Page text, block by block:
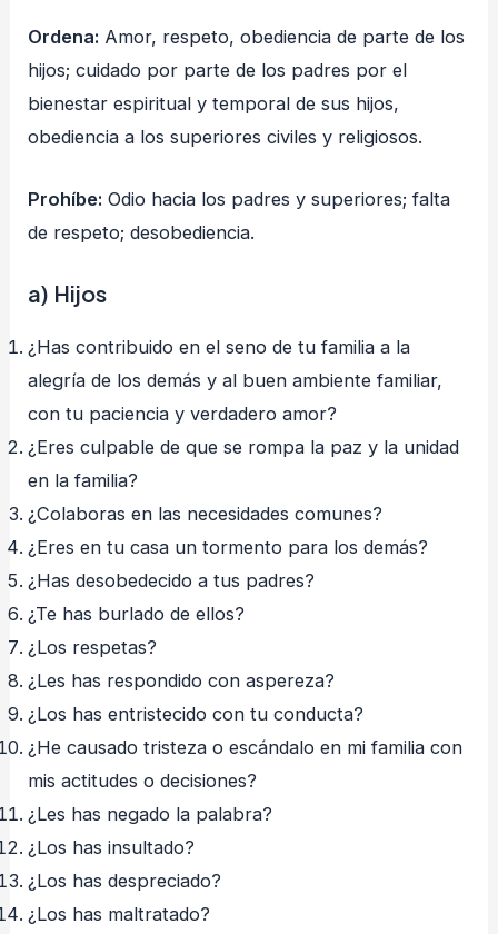
Ordena: Amor, respeto, obediencia de parte de los
hijos; cuidado por parte de los padres por el
bienestar espiritual y temporal de sus hijos,
obediencia a los superiores civiles y religiosos.
Prohíbe: Odio hacia los padres y superiores; falta
de respeto; desobediencia.
a) Hijos
¿Has contribuido en el seno de tu familia a la
alegría de los demás y al buen ambiente familiar,
con tu paciencia y verdadero amor?
¿Eres culpable de que se rompa la paz y la unidad
en la familia?
¿Colaboras en las necesidades comunes?
¿Eres en tu casa un tormento para los demás?
¿Has desobedecido a tus padres?
¿Te has burlado de ellos?
¿Los respetas?
¿Les has respondido con aspereza?
¿Los has entristecido con tu conducta?
¿He causado tristeza o escándalo en mi familia con
mis actitudes o decisiones?
¿Les has negado la palabra?
¿Los has insultado?
¿Los has despreciado?
¿Los has maltratado?